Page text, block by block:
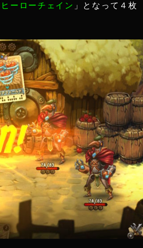
ヒーローチェイン 」となって４枚